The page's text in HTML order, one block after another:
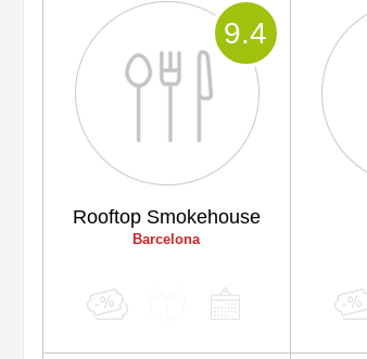
Rooftop Smokehouse
Barcelona
9.4